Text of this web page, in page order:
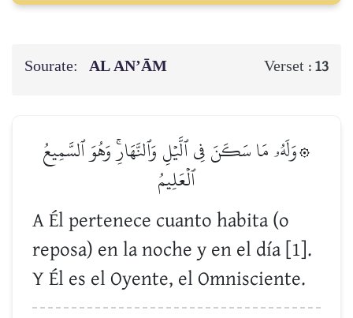
Sourate: AL AN’ĀM Verset : 13
۞وَلَهُۥ مَا سَكَنَ فِي ٱلَّيۡلِ وَٱلنَّهَارِۚ وَهُوَ ٱلسَّمِيعُ
ٱلۡعَلِيمُ
A Él pertenece cuanto habita (o
reposa) en la noche y en el día [1].
Y Él es el Oyente, el Omnisciente.